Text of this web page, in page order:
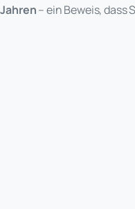
– ein Beweis,